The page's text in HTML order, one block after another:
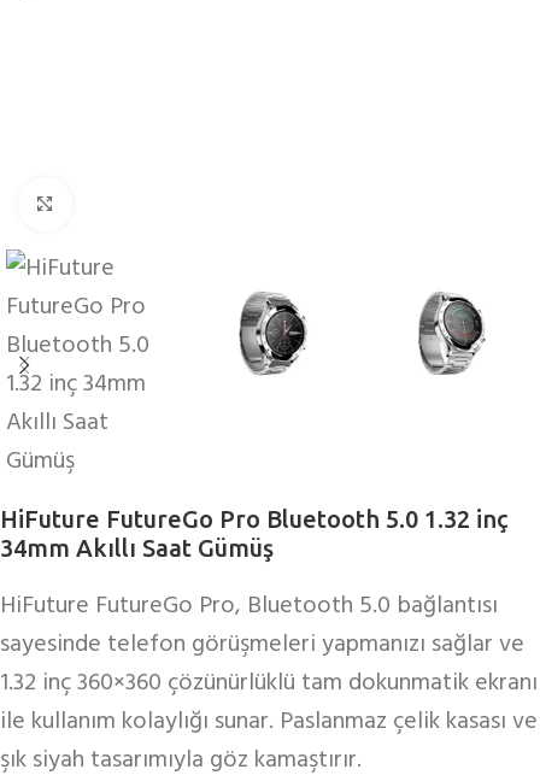
HiFuture FutureGo Pro Bluetooth 5.0 1.32 inç
34mm Akıllı Saat Gümüş
HiFuture FutureGo Pro, Bluetooth 5.0 bağlantısı
sayesinde telefon görüşmeleri yapmanızı sağlar ve
1.32 inç 360×360 çözünürlüklü tam dokunmatik ekranı
ile kullanım kolaylığı sunar. Paslanmaz çelik kasası ve
şık siyah tasarımıyla göz kamaştırır.